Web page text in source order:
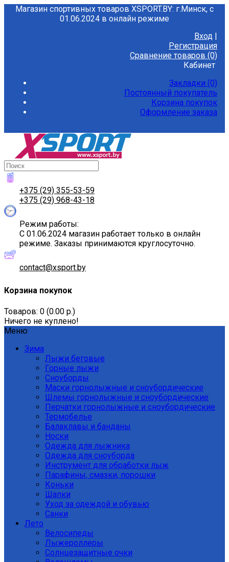
Магазин спортивных товаров XSPORT.BY: г.Минск, с
01.06.2024 в онлайн режиме
Вход |
Регистрация
Сравнение товаров (0)
Кабинет
Закладки (0)
Постоянный покупатель
Корзина покупок
Оформление заказа
+375 (29) 355-53-59
+375 (29) 968-43-18
Режим работы:
С 01.06.2024 магазин работает только в онлайн
режиме. Заказы принимаются круглосуточно.
contact@xsport.by
Корзина покупок
Товаров: 0 (0.00 р.)
Ничего не куплено!
Меню
Зима
Лыжи беговые
Горные лыжи
Сноуборды
Маски горнолыжные и сноубордические
Шлемы горнолыжные и сноубордические
Перчатки горнолыжные и сноубордические
Термобелье
Балаклавы и банданы
Носки
Одежда для лыжника
Одежда для сноуборда
Инструмент для обработки лыж
Парафины, смазки, порошки
Коньки
Шапки
Уход за одеждой и обувью
Санки
Лето
Велосипеды
Лыжероллеры
Солнцезащитные очки